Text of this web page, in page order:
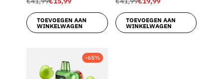
TOEVOEGEN AAN
WINKELWAGEN
TOEVOEGEN AAN
WINKELWAGEN
-65%